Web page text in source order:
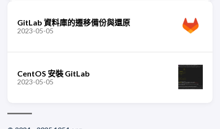
GitLab 資料庫的遷移備份與還原
2023-05-05
CentOS 安裝 GitLab
2023-05-05